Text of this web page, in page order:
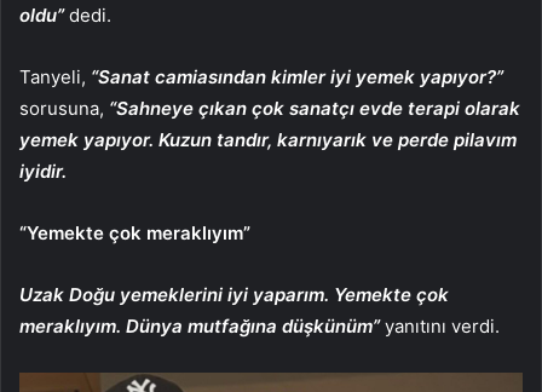
oldu”dedi.
Tanyeli, “Sanat camiasından kimler iyi yemek yapıyor?”
sorusuna, “Sahneye çıkan çok sanatçı evde terapi olarak
yemek yapıyor. Kuzun tandır, karnıyarık ve perde pilavım
iyidir.
“Yemekte çok meraklıyım”
Uzak Doğu yemeklerini iyi yaparım. Yemekte çok
meraklıyım. Dünya mutfağına düşkünüm”yanıtını verdi.